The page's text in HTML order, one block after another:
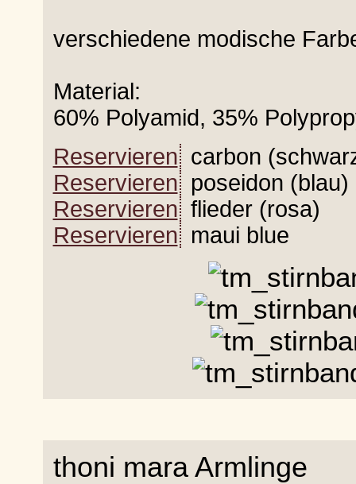
verschiedene modische
Material:
60% Polyamid, 35%
Reservieren carbon
Reservieren poseidon (blau)
Reservieren flieder (rosa)
Reservieren maui blue
thoni mara Armlinge